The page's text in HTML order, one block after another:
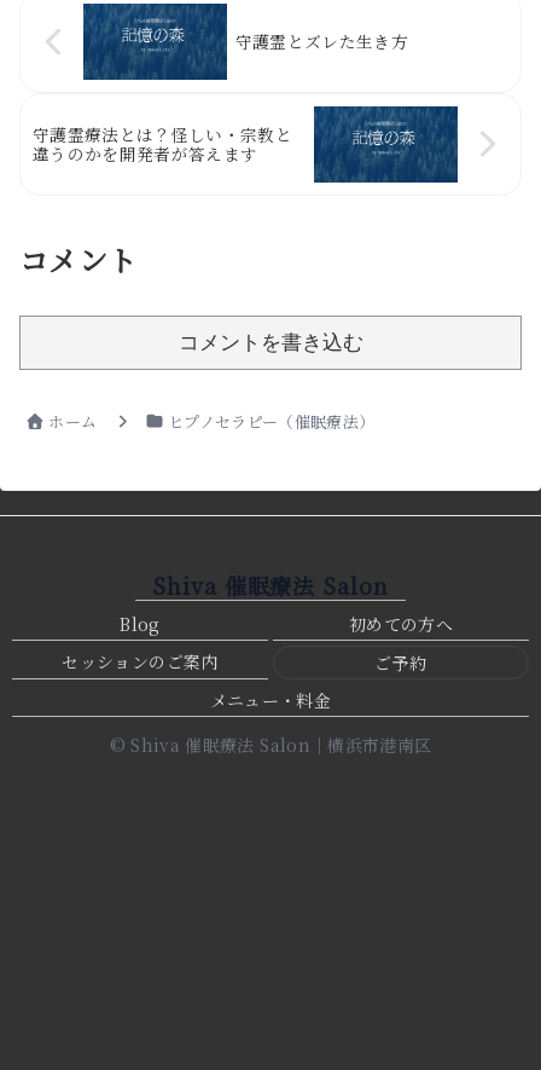
守護霊とズレた生き方
守護霊療法とは？怪しい・宗教と
違うのかを開発者が答えます
コメント
コメントを書き込む
ホーム ヒプノセラピー（催眠療法）
Shiva 催眠療法 Salon
Blog
初めての方へ
セッションのご案内
ご予約
メニュー・料金
© Shiva 催眠療法 Salon｜横浜市港南区